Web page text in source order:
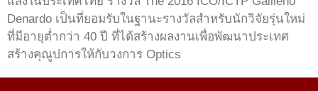
Denardo เป็นที่ยอมรับในฐานะรางวัลสำหรับนักวิจัยรุ่นใหม่
ที่มีอายุต่ำกว่า 40 ปี ที่ได้สร้างผลงานเพื่อพัฒนาประเทศ
สร้างคุณูปการให้กับวงการ Optics